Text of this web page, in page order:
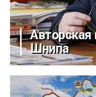
Авторская
Шнипа